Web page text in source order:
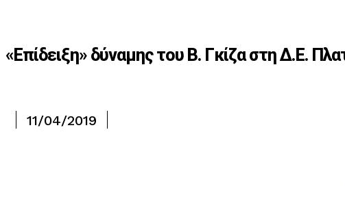
«Επίδειξη» δύναμης του Β. Γκίζα στη Δ.Ε.
11/04/2019